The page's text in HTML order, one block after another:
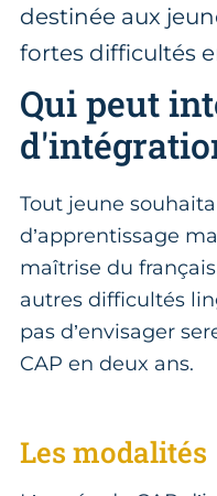
destinée aux
fortes difficultés
Qui peut
Tout jeune
d’apprentissage
maîtrise du
autres difficultés
pas d’envisager
CAP en deux ans.
Les modalités